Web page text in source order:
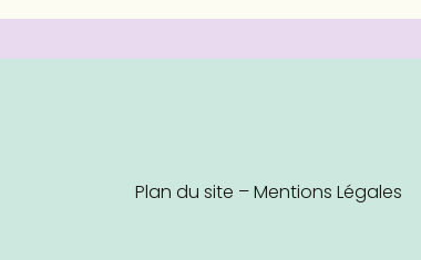
Plan du site –Mentions Légales